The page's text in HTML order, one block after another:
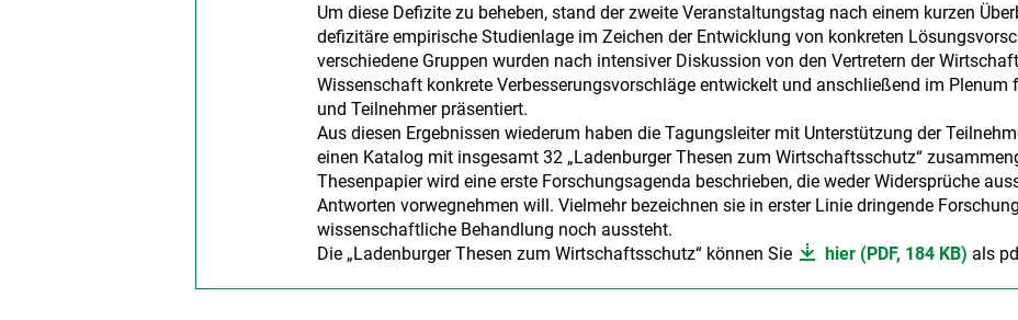
Um diese Defizite zu beheben, stand der zweite Veranstaltungstag nach einem kurzen
defizitäre empirische Studienlage im Zeichen der Entwicklung von konkreten
verschiedene Gruppen wurden nach intensiver Diskussion von den Vertretern der
Wissenschaft konkrete Verbesserungsvorschläge entwickelt und anschließend im Plenum
und Teilnehmer präsentiert.
Aus diesen Ergebnissen wiederum haben die Tagungsleiter mit Unterstützung der
einen Katalog mit insgesamt 32 „Ladenburger Thesen zum Wirtschaftsschutz“
Thesenpapier wird eine erste Forschungsagenda beschrieben, die weder Widersprüche
Antworten vorwegnehmen will. Vielmehr bezeichnen sie in erster Linie dringende
wissenschaftliche Behandlung noch aussteht.
Die „Ladenburger Thesen zum Wirtschaftsschutz“ können Sie
hier (PDF, 184 KB) als